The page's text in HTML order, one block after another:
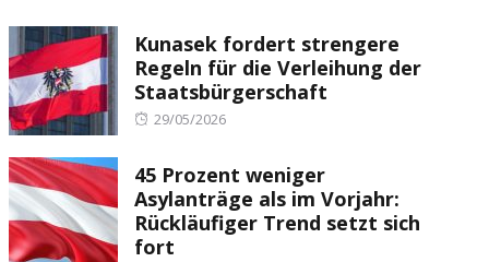
Kunasek fordert strengere
Regeln für die Verleihung der
Staatsbürgerschaft
Posted
29/05/2026
45 Prozent weniger
Asylanträge als im Vorjahr:
Rückläufiger Trend setzt sich
fort